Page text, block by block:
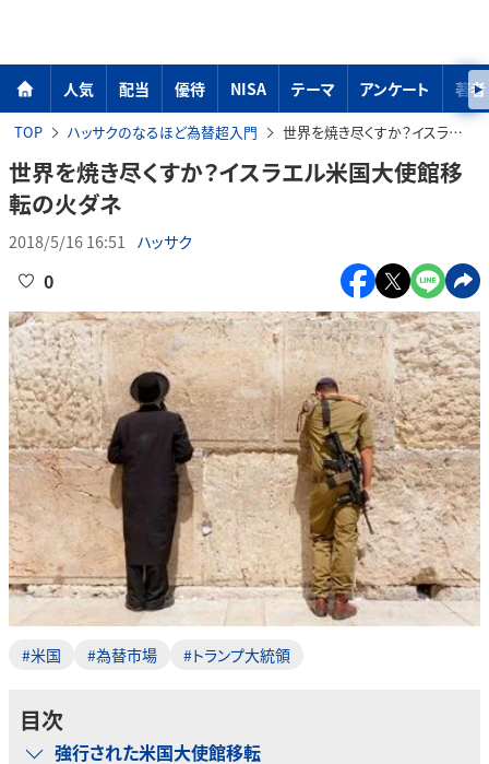
人気 配当 優待 NISA テーマ アンケート 著者
TOP ハッサクのなるほど為替超入門 世界を焼き尽くすか？イスラエル米国大使館移転の火ダネ
世界を焼き尽くすか？イスラエル米国大使館移
転の火ダネ
2018/5/16 16:51 ハッサク
0
#米国 #為替市場 #トランプ大統領
目次
強行された米国大使館移転